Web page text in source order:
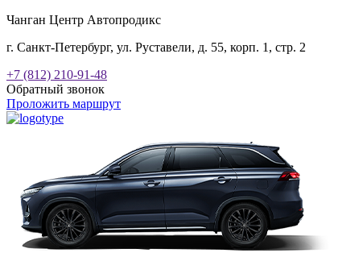
Чанган Центр Автопродикс
г. Санкт-Петербург, ул. Руставели, д. 55, корп. 1, стр. 2
+7 (812) 210-91-48
Обратный звонок
Проложить маршрут